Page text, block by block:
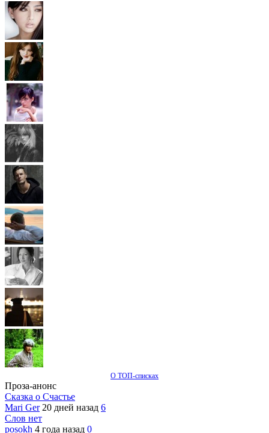
О ТОП-списках
Проза-анонс
Сказка о Счастье
Mari Ger 20 дней назад 6
Слов нет
posokh 4 года назад 0